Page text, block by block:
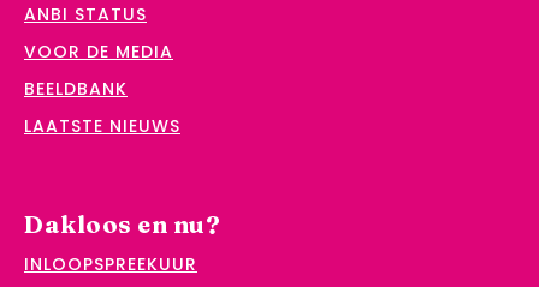
ANBI STATUS
VOOR DE MEDIA
BEELDBANK
LAATSTE NIEUWS
Dakloos en nu?
INLOOPSPREEKUUR